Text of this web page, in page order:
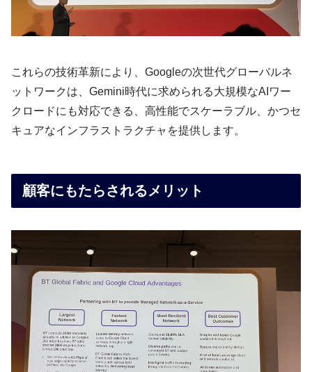
これらの技術革新により、Googleの次世代グローバルネ
ットワークは、Gemini時代に求められる大規模なAIワー
クロードにも対応できる、高性能でスケーラブル、かつセ
キュアなインフラストラクチャを提供します。
顧客にもたらされるメリット